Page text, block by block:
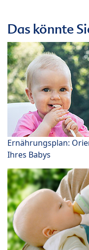
Das könnte
Ernährungsplan:
Ihres Babys